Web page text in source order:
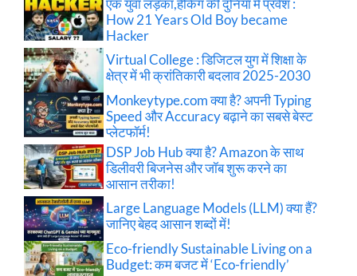
How 21 Years Old Boy became
Hacker
Virtual College : डिजिटल युग में शिक्षा के
क्षेत्र में भी क्रांतिकारी बदलाव 2025-2030
Monkeytype.com क्या है? अपनी Typing
Speed और Accuracy बढ़ाने का सबसे बेस्ट
प्लेटफॉर्म!
DSP Job Hub क्या है? Amazon के साथ
डिलीवरी बिजनेस और जॉब शुरू करने का
आसान तरीका!
Large Language Models (LLM) क्या हैं?
जानिए बेहद आसान शब्दों में!
Eco-friendly Sustainable Living on a
Budget: कम बजट में ‘Eco-friendly’